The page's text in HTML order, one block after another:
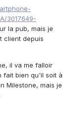
3017649-
la pub, mais je
client depuis
il va me falloir
fait bien qu'il soit à
Milestone, mais je